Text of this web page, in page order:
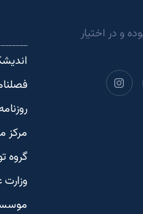
و در اختیار
مرکز
گروه